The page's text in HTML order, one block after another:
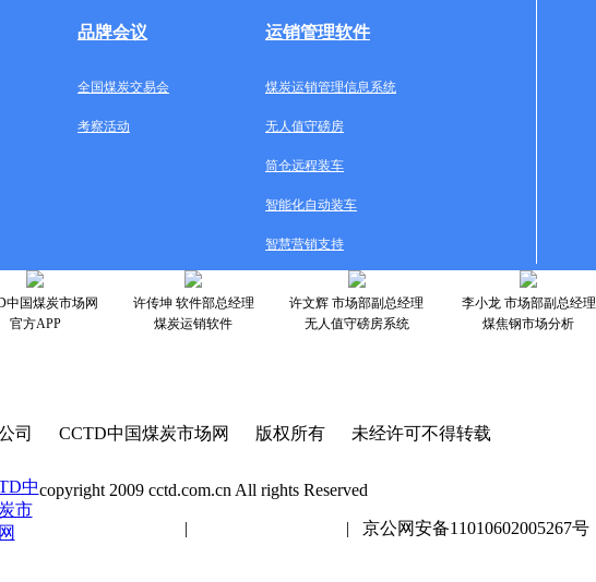
品牌会议 运销管理软件
全国煤炭交易会 煤炭运销管理信息系统
考察活动 无人值守磅房
筒仓远程装车
智能化自动装车
智慧营销支持
中国煤炭市场网
官方APP
许传坤 软件部总经理
煤炭运销软件
许文辉 市场部副总经理
无人值守磅房系统
李小龙 市场部副总经理
煤焦钢市场分析
公司 CCTD中国煤炭市场网 版权所有 未经许可不得转载
copyright 2009 cctd.com.cn All rights Reserved
| | 京公网安备11010602005267号